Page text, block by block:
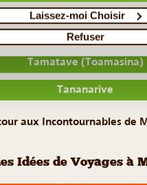
Laissez-moi Choisir
Refuser
Lire la suite ≻
Tamatave (Toamasina)
Tananarive
aux Incontournables de
Idées de Voyages à